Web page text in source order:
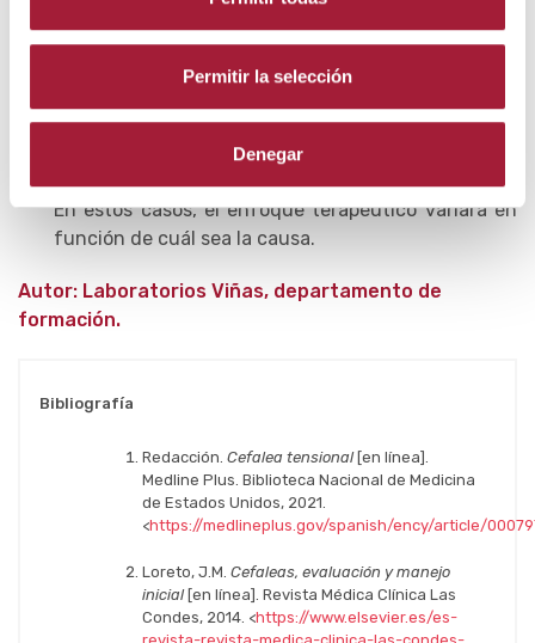
Permitir la selección
Denegar
cervicales suelen estar relacionados con el estilo
de vida, cabe recordar que a veces la molestia
tiene su origen en anomalías en alguna zona del
musculares), traumatismos o el deterioro
progresivo de las estructuras que lo conforman.
En estos casos, el enfoque terapéutico variará en
función de cuál sea la causa.
Autor: Laboratorios Viñas, departamento de
formación.
Bibliografía
Redacción. Cefalea tensional[en línea].
Medline Plus. Biblioteca Nacional de Medicina
de Estados Unidos, 2021.
<https://medlineplus.gov/spanish/ency/article/
Loreto, J.M. Cefaleas, evaluación y manejo
inicial[en línea]. Revista Médica Clínica Las
Condes, 2014. <https://www.elsevier.es/es-